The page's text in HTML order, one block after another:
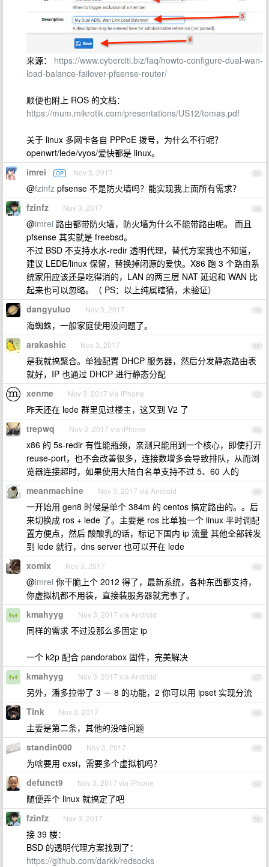
来源： https://www.cyberciti.biz/faq/howto-configure-dual-wan-
load-balance-failover-pfsense-router/
顺便也附上 ROS 的文档：
https://mum.mikrotik.com/presentations/US12/tomas.pdf
关于 linux 多网卡各自 PPPoE 拨号，为什么不行呢？
openwrt/lede/vyos/爱快都是 linux。
38
imrei OP Nov 3, 2017
@fzinfz pfsense 不是防火墙吗？能实现我上面所有需求？
39
fzinfz Nov 3, 2017
@imrei 路由都带防火墙，防火墙为什么不能带路由呢。 而且
pfsense 其实就是 freebsd。
不过 BSD 不支持水水-redir 透明代理，替代方案我也不知道，
建议 LEDE/linux 保留，替换掉闭源的爱快。X86 跑 3 个路由系
统家用应该还是吃得消的，LAN 的两三层 NAT 延迟和 WAN 比
起来也可以忽略。（ PS：以上纯属瞎猜，未验证）
40
dangyuluo Nov 3, 2017
海蜘蛛，一般家庭使用没问题了。
41
arakashic Nov 3, 2017
是我就搞聚合。单独配置 DHCP 服务器，然后分发静态路由表
就好，IP 也通过 DHCP 进行静态分配
42
xenme Nov 3, 2017 via iPhone
昨天还在 lede 群里见过楼主，这又到 V2 了
43
trepwq Nov 3, 2017 via iPhone
x86 的 5s-redir 有性能瓶颈，亲测只能用到一个核心，即使打开
reuse-port，也不会改善很多，连接数增多会导致排队，从而浏
览器连接超时，如果使用大陆白名单支持不过 5、60 人的
44
meanmachine Nov 3, 2017 via Android
一开始用 gen8 时候是单个 384m 的 centos 搞定路由的。。后
来切换成 ros + lede 了。主要是 ros 比单独一个 linux 平时调配
置方便点，然后 酸酸乳的话，标记下国内 ip 流量 其他全部转发
到 lede 就行，dns server 也可以开在 lede
45
xomix Nov 3, 2017
@imrei 你干脆上个 2012 得了，最新系统，各种东西都支持，
你虚拟机都不用装，直接装服务器就完事了。
46
kmahyyg Nov 3, 2017 via Android
同样的需求 不过没那么多固定 ip
一个 k2p 配合 pandorabox 固件，完美解决
47
kmahyyg Nov 3, 2017 via Android
另外，潘多拉带了 3 － 8 的功能，2 你可以用 ipset 实现分流
48
Tink Nov 3, 2017
主要是第二条，其他的没啥问题
49
standin000 Nov 3, 2017
为啥要用 exsi，需要多个虚拟机吗？
50
defunct9 Nov 3, 2017 via iPhone
随便弄个 linux 就搞定了吧
51
fzinfz Nov 3, 2017
接 39 楼：
BSD 的透明代理方案找到了：
https://github.com/darkk/redsocks